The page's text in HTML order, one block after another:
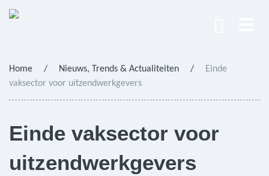
Home / Nieuws, Trends & Actualiteiten /
Einde
vaksector voor uitzendwerkgevers
Einde vaksector voor
uitzendwerkgevers